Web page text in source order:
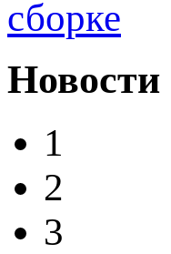
сборке
Новости
1
2
3